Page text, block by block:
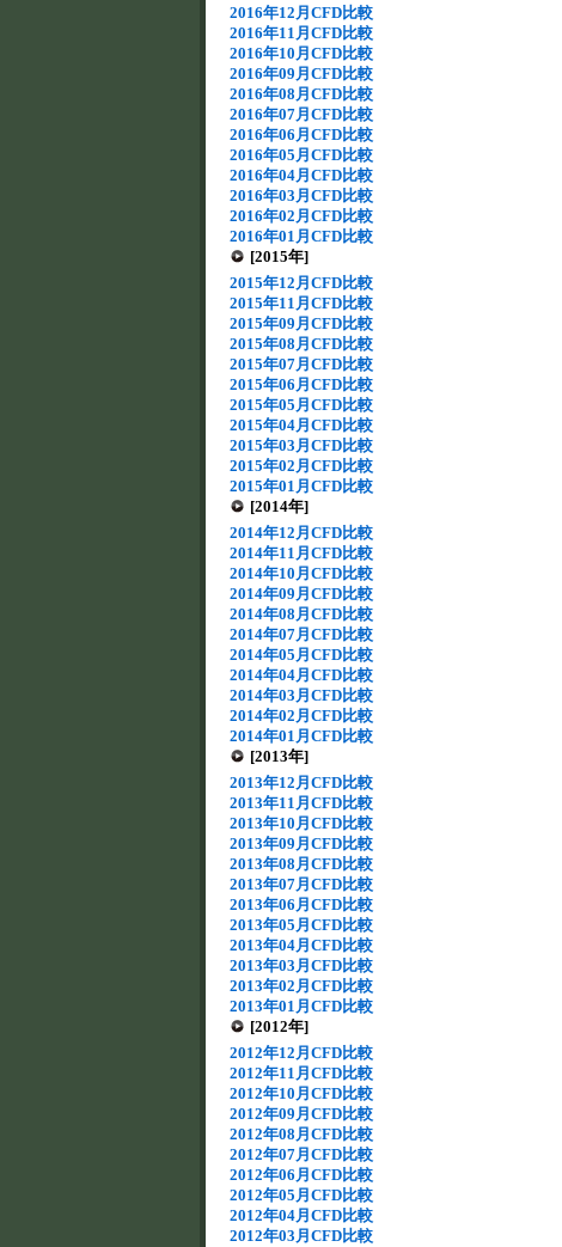
2016年12月CFD比較
2016年11月CFD比較
2016年10月CFD比較
2016年09月CFD比較
2016年08月CFD比較
2016年07月CFD比較
2016年06月CFD比較
2016年05月CFD比較
2016年04月CFD比較
2016年03月CFD比較
2016年02月CFD比較
2016年01月CFD比較
[2015年]
2015年12月CFD比較
2015年11月CFD比較
2015年09月CFD比較
2015年08月CFD比較
2015年07月CFD比較
2015年06月CFD比較
2015年05月CFD比較
2015年04月CFD比較
2015年03月CFD比較
2015年02月CFD比較
2015年01月CFD比較
[2014年]
2014年12月CFD比較
2014年11月CFD比較
2014年10月CFD比較
2014年09月CFD比較
2014年08月CFD比較
2014年07月CFD比較
2014年05月CFD比較
2014年04月CFD比較
2014年03月CFD比較
2014年02月CFD比較
2014年01月CFD比較
[2013年]
2013年12月CFD比較
2013年11月CFD比較
2013年10月CFD比較
2013年09月CFD比較
2013年08月CFD比較
2013年07月CFD比較
2013年06月CFD比較
2013年05月CFD比較
2013年04月CFD比較
2013年03月CFD比較
2013年02月CFD比較
2013年01月CFD比較
[2012年]
2012年12月CFD比較
2012年11月CFD比較
2012年10月CFD比較
2012年09月CFD比較
2012年08月CFD比較
2012年07月CFD比較
2012年06月CFD比較
2012年05月CFD比較
2012年04月CFD比較
2012年03月CFD比較